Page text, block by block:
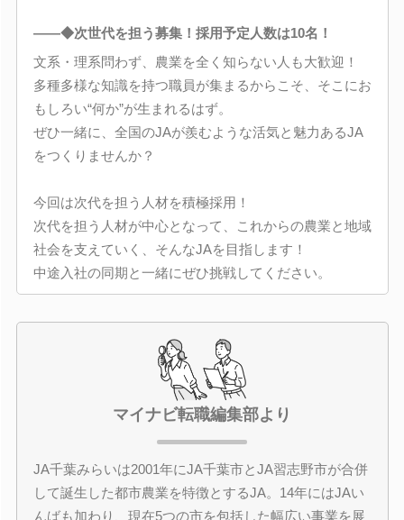
――◆次世代を担う募集！採用予定人数は10名！
文系・理系問わず、農業を全く知らない人も大歓迎！
多種多様な知識を持つ職員が集まるからこそ、そこにお
もしろい“何か”が生まれるはず。
ぜひ一緒に、全国のJAが羨むような活気と魅力あるJA
をつくりませんか？
今回は次代を担う人材を積極採用！
次代を担う人材が中心となって、これからの農業と地域
社会を支えていく、そんなJAを目指します！
中途入社の同期と一緒にぜひ挑戦してください。
マイナビ転職編集部より
JA千葉みらいは2001年にJA千葉市とJA習志野市が合併
して誕生した都市農業を特徴とするJA。14年にはJAい
んばも加わり、現在5つの市を包括した幅広い事業を展